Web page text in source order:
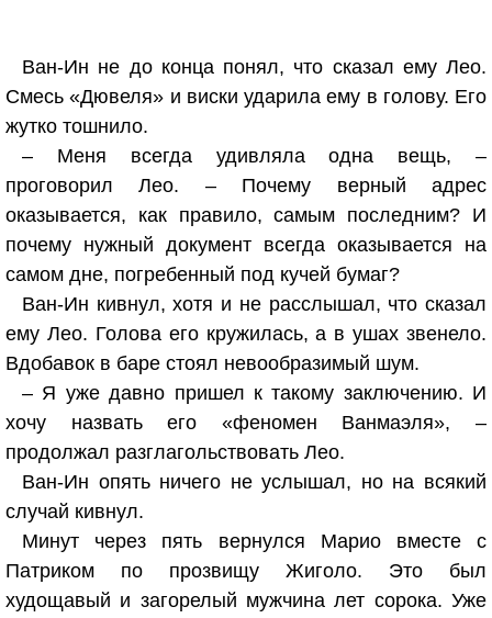
Ван-Ин не до конца понял, что сказал ему Лео.
Смесь «Дювеля» и виски ударила ему в голову. Его
жутко тошнило.
– Меня всегда удивляла одна вещь, –
проговорил Лео. – Почему верный адрес
оказывается, как правило, самым последним? И
почему нужный документ всегда оказывается на
самом дне, погребенный под кучей бумаг?
Ван-Ин кивнул, хотя и не расслышал, что сказал
ему Лео. Голова его кружилась, а в ушах звенело.
Вдобавок в баре стоял невообразимый шум.
– Я уже давно пришел к такому заключению. И
хочу назвать его «феномен Ванмаэля», –
продолжал разглагольствовать Лео.
Ван-Ин опять ничего не услышал, но на всякий
случай кивнул.
Минут через пять вернулся Марио вместе с
Патриком по прозвищу Жиголо. Это был
худощавый и загорелый мужчина лет сорока. Уже